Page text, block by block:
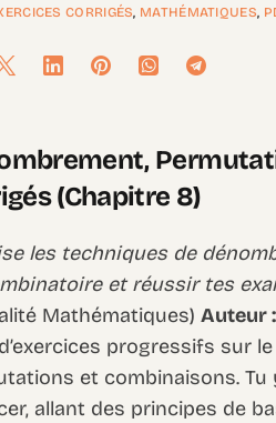
CORRIGÉS MATHÉMATIQUES
(Chapitre 8)
les techniques de
et réussir tes
Mathématiques)Auteur :
progressifs sur
et combinaisons.
allant des principes de